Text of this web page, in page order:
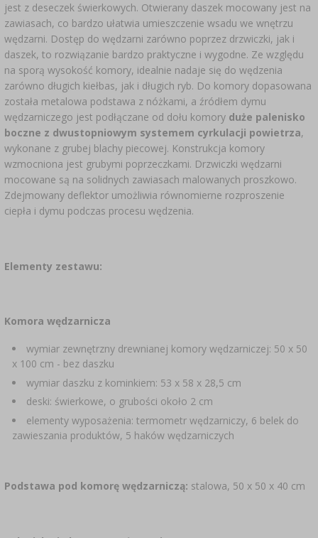
jest z deseczek świerkowych. Otwierany daszek mocowany jest na
zawiasach, co bardzo ułatwia umieszczenie wsadu we wnętrzu
wędzarni. Dostęp do wędzarni zarówno poprzez drzwiczki, jak i
daszek, to rozwiązanie bardzo praktyczne i wygodne. Ze względu
na sporą wysokość komory, idealnie nadaje się do wędzenia
zarówno długich kiełbas, jak i długich ryb. Do komory dopasowana
została metalowa podstawa z nóżkami, a źródłem dymu
wędzarniczego jest podłączane od dołu komory duże palenisko
boczne z dwustopniowym systemem cyrkulacji powietrza,
wykonane z grubej blachy piecowej. Konstrukcja komory
wzmocniona jest grubymi poprzeczkami. Drzwiczki wędzarni
mocowane są na solidnych zawiasach malowanych proszkowo.
Zdejmowany deflektor umożliwia równomierne rozproszenie
ciepła i dymu podczas procesu wędzenia.
Elementy zestawu:
Komora wędzarnicza
wymiar zewnętrzny drewnianej komory wędzarniczej: 50 x 50
x 100 cm - bez daszku
wymiar daszku z kominkiem: 53 x 58 x 28,5 cm
deski: świerkowe, o grubości około 2 cm
elementy wyposażenia: termometr wędzarniczy, 6 belek do
zawieszania produktów, 5 haków wędzarniczych
Podstawa pod komorę wędzarniczą: stalowa, 50 x 50 x 40 cm